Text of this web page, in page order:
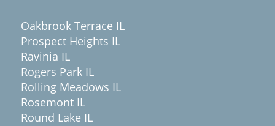
Oakbrook Terrace IL
Prospect Heights IL
Ravinia IL
Rogers Park IL
Rolling Meadows IL
Rosemont IL
Round Lake IL